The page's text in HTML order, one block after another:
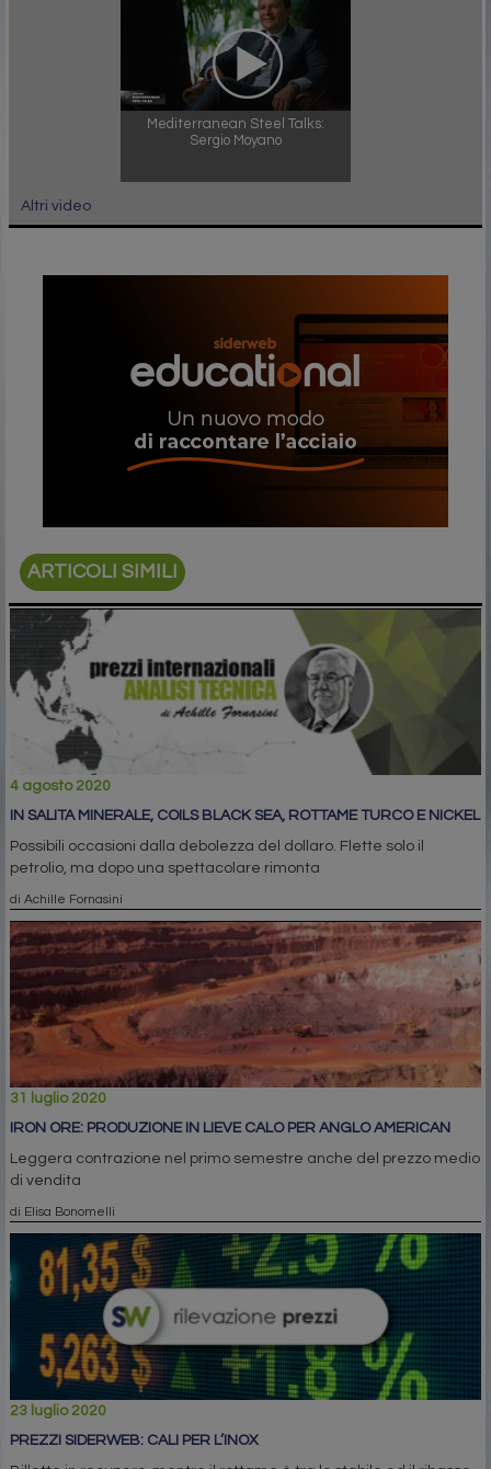
Mediterranean Steel Talks:
Sergio Moyano
Altri video
ARTICOLI SIMILI
4 agosto 2020
IN SALITA MINERALE, COILS BLACK SEA, ROTTAME TURCO E NICKEL
Possibili occasioni dalla debolezza del dollaro. Flette solo il
petrolio, ma dopo una spettacolare rimonta
di Achille Fornasini
31 luglio 2020
IRON ORE: PRODUZIONE IN LIEVE CALO PER ANGLO AMERICAN
Leggera contrazione nel primo semestre anche del prezzo medio
di vendita
di Elisa Bonomelli
23 luglio 2020
PREZZI SIDERWEB: CALI PER L’INOX